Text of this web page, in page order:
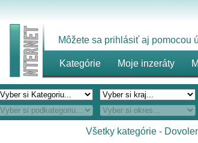
Môžete sa prihlásiť aj pomocou
Kategórie Moje inzeráty
Všetky kategórie -